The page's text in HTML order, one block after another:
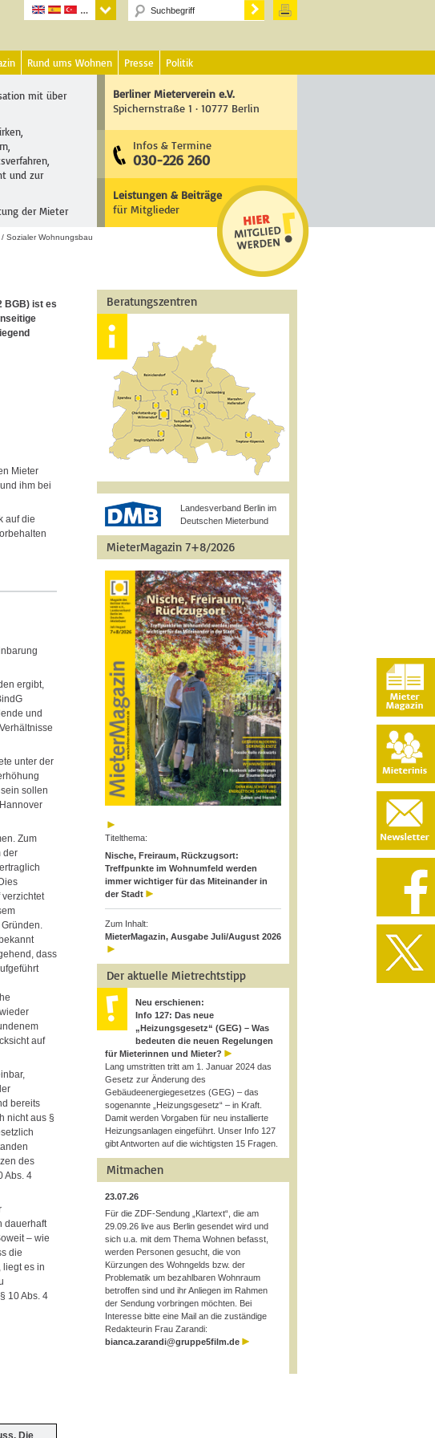
Rund ums Wohnen Presse Politik
mit über
und zur
der Mieter
Berliner Mieterverein e.V.
Spichernstraße 1 · 10777 Berlin
Infos & Termine
030-226 260
Leistungen & Beiträge
für Mitglieder
/ Sozialer Wohnungsbau
BGB) ist es
Mieter
ihm bei
auf die
ergibt,
und
unter der
sollen
Zum
der
dass
auf
bereits
nicht aus §
des
Abs. 4
dauerhaft
– wie
die
liegt es in
10 Abs. 4
Beratungszentren
Landesverband Berlin im
Deutschen Mieterbund
MieterMagazin 7+8/2026
Titelthema:
Nische, Freiraum, Rückzugsort:
Treffpunkte im Wohnumfeld werden
immer wichtiger für das Miteinander in
der Stadt
Zum Inhalt:
MieterMagazin, Ausgabe Juli/August 2026
Der aktuelle Mietrechtstipp
Neu erschienen:
Info 127: Das neue
„Heizungsgesetz“ (GEG) – Was
bedeuten die neuen Regelungen
für Mieterinnen und Mieter?
Lang umstritten tritt am 1. Januar 2024 das
Gesetz zur Änderung des
Gebäudeenergiegesetzes (GEG) – das
sogenannte „Heizungsgesetz“ – in Kraft.
Damit werden Vorgaben für neu installierte
Heizungsanlagen eingeführt. Unser Info 127
gibt Antworten auf die wichtigsten 15 Fragen.
Mitmachen
23.07.26
Für die ZDF-Sendung „Klartext“, die am
29.09.26 live aus Berlin gesendet wird und
sich u.a. mit dem Thema Wohnen befasst,
werden Personen gesucht, die von
Kürzungen des Wohngelds bzw. der
Problematik um bezahlbaren Wohnraum
betroffen sind und ihr Anliegen im Rahmen
der Sendung vorbringen möchten. Bei
Interesse bitte eine Mail an die zuständige
Redakteurin Frau Zarandi:
bianca.zarandi@gruppe5film.de